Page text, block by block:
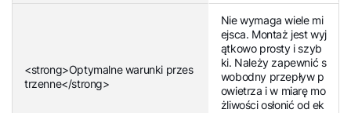
<strong>Optymalne warunki przes
trzenne</strong>
Nie wymaga wiele mi
ejsca. Montaż jest wyj
ątkowo prosty i szyb
ki. Należy zapewnić s
wobodny przepływ p
owietrza i w miarę mo
żliwości osłonić od ek